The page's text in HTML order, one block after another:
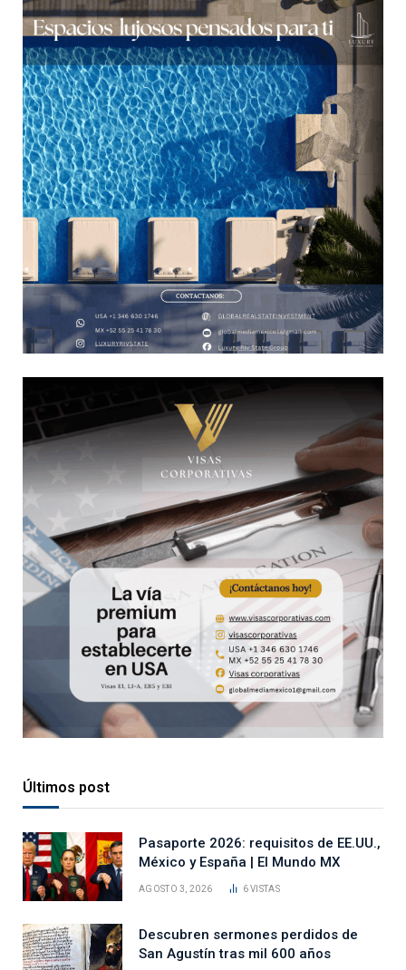
Últimos post
Pasaporte 2026: requisitos de EE.UU.,
México y España | El Mundo MX
AGOSTO 3, 2026 6VISTAS
Descubren sermones perdidos de
San Agustín tras mil 600 años